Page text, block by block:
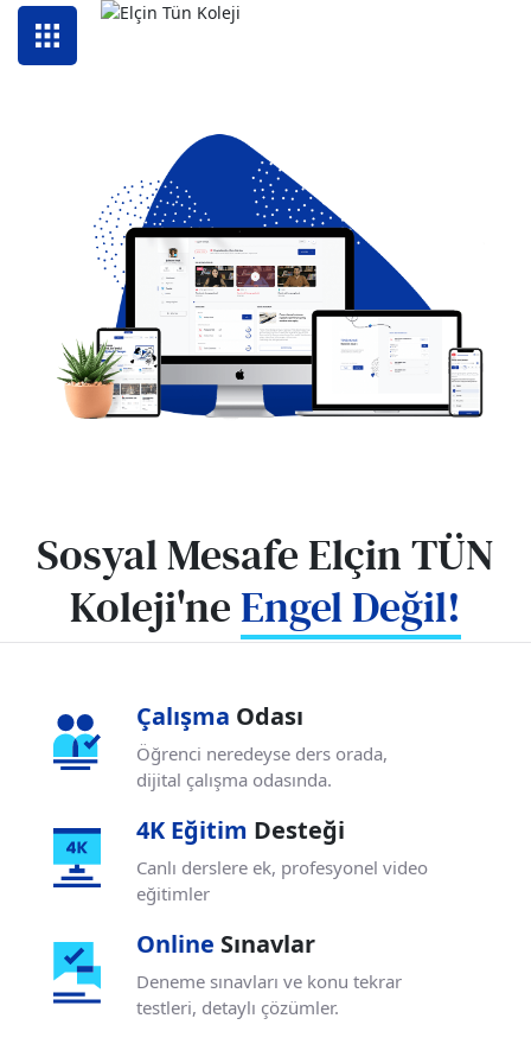
Sosyal Mesafe Elçin TÜN
Koleji'ne Engel Değil!
Çalışma Odası
Öğrenci neredeyse ders orada,
dijital çalışma odasında.
4K Eğitim Desteği
Canlı derslere ek, profesyonel video
eğitimler
Online Sınavlar
Deneme sınavları ve konu tekrar
testleri, detaylı çözümler.